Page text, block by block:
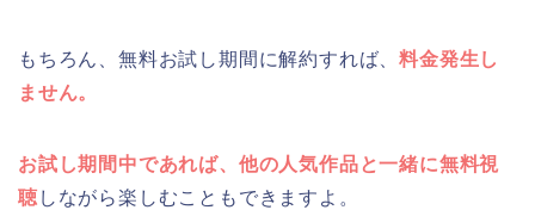
もちろん、無料お試し期間に解約すれば、料金発生し
ません。
お試し期間中であれば、他の人気作品と一緒に無料視
聴 しながら楽しむこともできますよ。